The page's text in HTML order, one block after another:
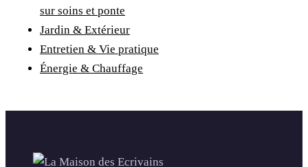
sur soins et ponte
Jardin & Extérieur
Entretien & Vie pratique
Énergie & Chauffage